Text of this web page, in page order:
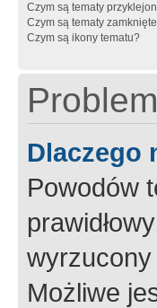
Czym są tematy
Czym są tematy
Czym są ikony tematu?
Dlaczego
Powodów
Możliwe